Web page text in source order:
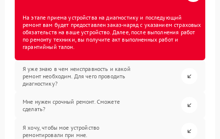
На этапе приема устройства на диагностику и последующий
ремонт вам будет предоставлен заказ-наряд с указанием страховых
обязательств на ваше устройство. Далее, после выполнения работ
по ремонту техники, вы получите акт выполненных работ и
гарантийный талон.
Я уже знаю в чем неисправность и какой
ремонт необходим. Для чего проводить
диагностику?
Мне нужен срочный ремонт. Сможете
сделать?
Я хочу, чтобы мое устройство
ремонтировали при мне.